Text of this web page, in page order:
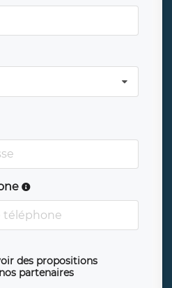
des propositions
partenaires